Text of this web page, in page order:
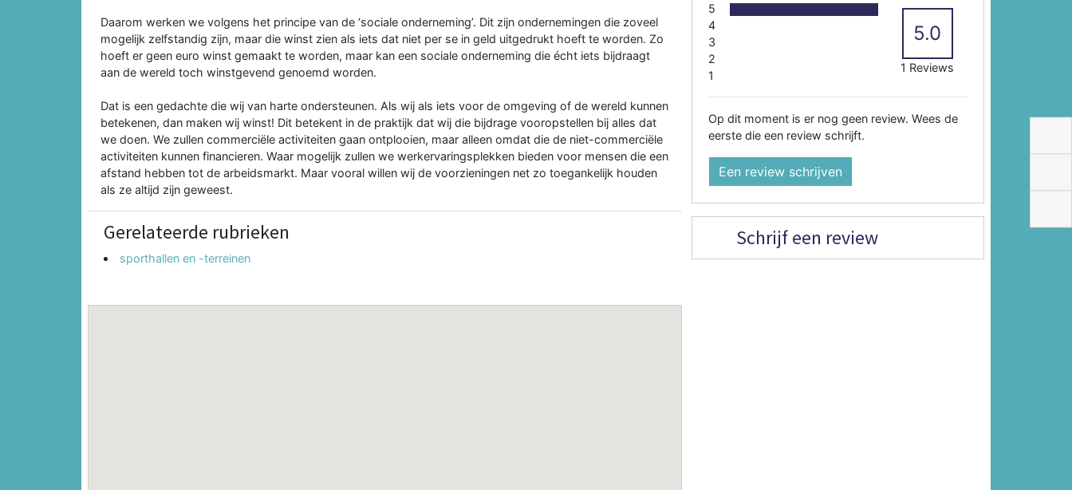
Daarom werken we volgens het principe van de ‘sociale onderneming’. Dit zijn ondernemingen die zoveel
mogelijk zelfstandig zijn, maar die winst zien als iets dat niet per se in geld uitgedrukt hoeft te worden. Zo
hoeft er geen euro winst gemaakt te worden, maar kan een sociale onderneming die écht iets bijdraagt
aan de wereld toch winstgevend genoemd worden.
Dat is een gedachte die wij van harte ondersteunen. Als wij als iets voor de omgeving of de wereld kunnen
betekenen, dan maken wij winst! Dit betekent in de praktijk dat wij die bijdrage vooropstellen bij alles dat
we doen. We zullen commerciële activiteiten gaan ontplooien, maar alleen omdat die de niet-commerciële
activiteiten kunnen financieren. Waar mogelijk zullen we werkervaringsplekken bieden voor mensen die een
afstand hebben tot de arbeidsmarkt. Maar vooral willen wij de voorzieningen net zo toegankelijk houden
als ze altijd zijn geweest.
Gerelateerde rubrieken
sporthallen en -terreinen
5
4
3
2
1
5.0
1 Reviews
Op dit moment is er nog geen review. Wees de
eerste die een review schrijft.
Een review schrijven
Schrijf een review